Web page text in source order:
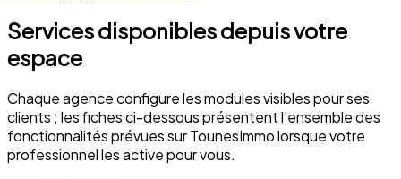
Services disponibles depuis votre
espace
Chaque agence configure les modules visibles pour ses
clients ; les fiches ci-dessous présentent l’ensemble des
fonctionnalités prévues sur TounesImmo lorsque votre
professionnel les active pour vous.